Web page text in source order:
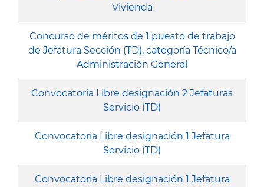
Vivienda
Concurso de méritos de 1 puesto de trabajo
de Jefatura Sección (TD), categoría Técnico/a
Administración General
Convocatoria Libre designación 2 Jefaturas
Servicio (TD)
Convocatoria Libre designación 1 Jefatura
Servicio (TD)
Convocatoria Libre designación 1 Jefatura